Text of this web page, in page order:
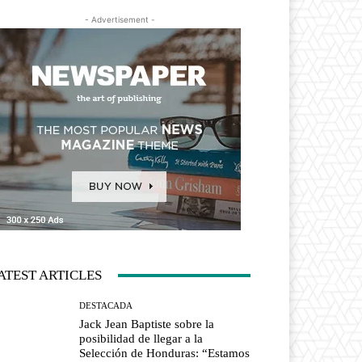
- Advertisement -
ARTICLES
DESTACADA
Jack Jean Baptiste sobre la
posibilidad de llegar a la
Selección de Honduras: “Estamos